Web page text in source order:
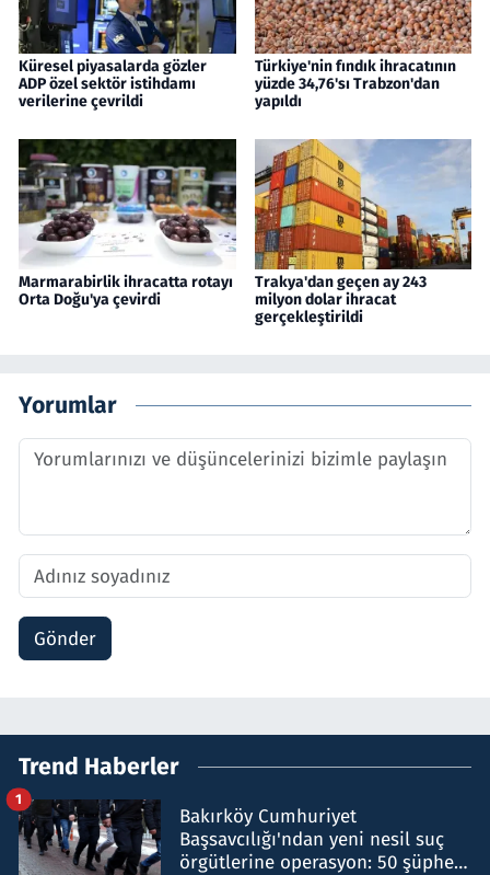
Küresel piyasalarda gözler
ADP özel sektör istihdamı
verilerine çevrildi
Türkiye'nin fındık ihracatının
yüzde 34,76'sı Trabzon'dan
yapıldı
Marmarabirlik ihracatta rotayı
Orta Doğu'ya çevirdi
Trakya'dan geçen ay 243
milyon dolar ihracat
gerçekleştirildi
Yorumlar
Gönder
Trend Haberler
Bakırköy Cumhuriyet
Başsavcılığı'ndan yeni nesil suç
örgütlerine operasyon: 50 şüpheli
1